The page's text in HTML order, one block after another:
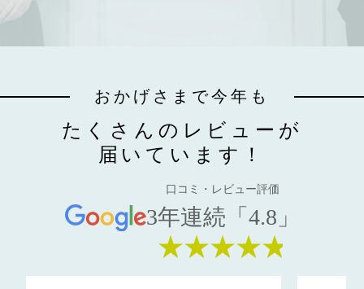
おかげさまで今年も
たくさんのレビューが
届いています！
口コミ・レビュー評価
3年連続「4.8」
★★★★★